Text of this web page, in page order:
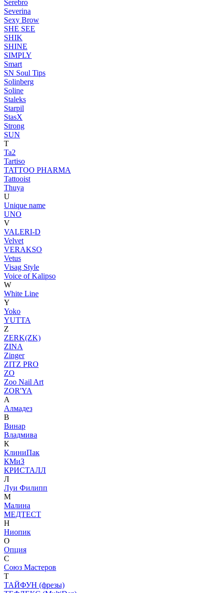
Serebro
Severina
Sexy Brow
SHE SEE
SHIK
SHINE
SIMPLY
Smart
SN Soul Tips
Solinberg
Soline
Staleks
Starpil
StasX
Strong
SUN
T
Ta2
Tartiso
TATTOO PHARMA
Tattooist
Thuya
U
Unique name
UNO
V
VALERI-D
Velvet
VERAKSO
Vetus
Visag Style
Voice of Kalipso
W
White Line
Y
Yoko
YUTTA
Z
ZERK(ZK)
ZINA
Zinger
ZITZ PRO
ZO
Zoo Nail Art
ZOR'YA
А
Алмадез
В
Винар
Владмива
К
КлиниПак
КМиЗ
КРИСТАЛЛ
Л
Луи Филипп
М
Малина
МЕДТЕСТ
Н
Ниопик
О
Опция
С
Союз Мастеров
Т
ТАЙФУН (фрезы)